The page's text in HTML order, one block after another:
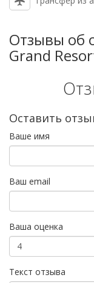
Отзывы об
Grand
Оставить
Ваше имя
Ваш email
Ваша оценка
Текст отзыва